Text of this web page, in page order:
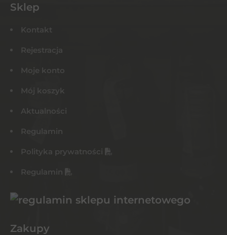
Sklep
Kontakt
Rejestracja
Moje konto
Mój koszyk
Aktualności
Regulamin
Polityka prywatności
Regulamin
Zakupy